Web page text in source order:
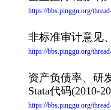
https://bbs.pinggu.org/
非标准审计意见
https://bbs.pinggu.org/
资产负债率、研
Stata代码(2010-
https://bbs.pinggu.org/